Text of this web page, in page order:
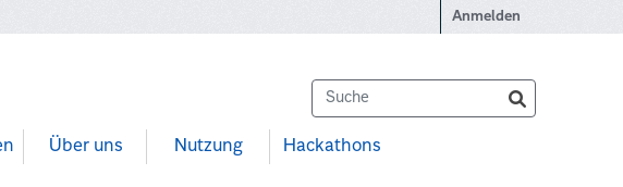
Anmelden
Über uns Nutzung Hackathons